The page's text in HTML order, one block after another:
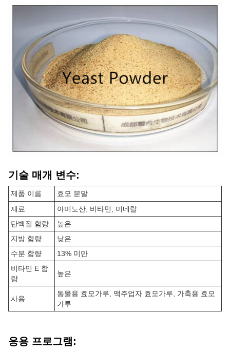
기술 매개 변수:
제품 이름
효모 분말
재료
아미노산, 비타민, 미네랄
단백질 함량
높은
지방 함량
낮은
수분 함량
13% 미만
비타민 E 함
량
높은
사용
동물용 효모가루, 맥주업자 효모가루, 가축용 효모
가루
응용 프로그램: